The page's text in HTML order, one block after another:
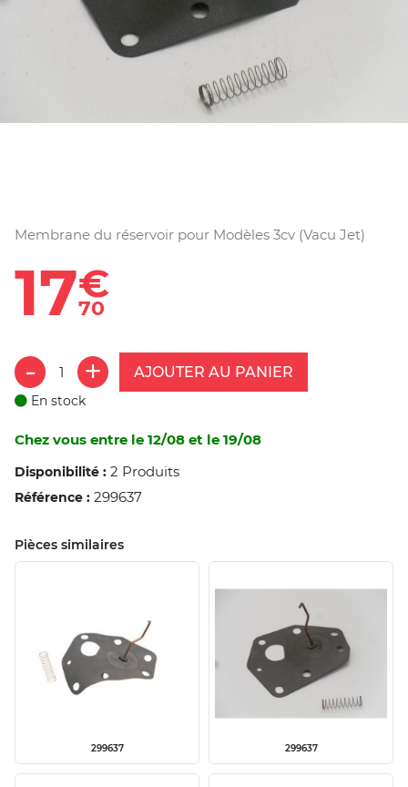
Membrane du réservoir pour Modèles 3cv (Vacu Jet)
17€
70
AJOUTER AU PANIER
En stock
Chez vous entre le 12/08 et le 19/08
Disponibilité : 2 Produits
Référence : 299637
Pièces similaires
299637 299637